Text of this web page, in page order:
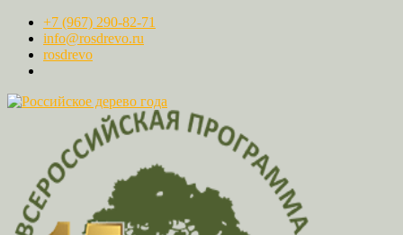
+7 (967) 290-82-71
info@rosdrevo.ru
rosdrevo